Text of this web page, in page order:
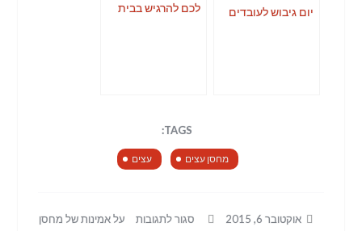
יום גיבוש לעובדים
לכם להרגיש בבית
TAGS:
מחסן עצים עצים
אוקטובר 6, 2015 סגור לתגובות
על אמינות של מחסן